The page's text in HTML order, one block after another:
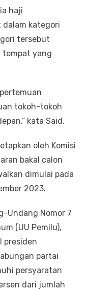
haji
kategori
tersebut
tempat yang
tokoh-tokoh
kata Said.
oleh Komisi
bakal calon
dimulai pada
2023.
Undang Nomor 7
(UU Pemilu),
presiden
partai
persyaratan
dari jumlah